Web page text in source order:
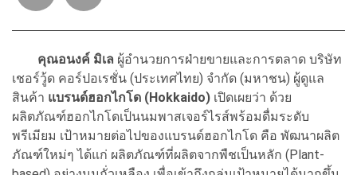
คุณอนงค์ มิเล ผู้อำนวยการฝ่ายขายและการตลาด บริษัท
เชอร์วู้ด คอร์ปอเรชั่น (ประเทศไทย) จำกัด (มหาชน) ผู้ดูแล
สินค้า แบรนด์ฮอกไกโด (Hokkaido) เปิดเผยว่า ด้วย
ผลิตภัณฑ์ฮอกไกโดเป็นนมพาสเจอร์ไรส์พร้อมดื่มระดับ
พรีเมียม เป้าหมายต่อไปของแบรนด์ฮอกไกโด คือ พัฒนาผลิต
ภัณฑ์ใหม่ๆ ได้แก่ ผลิตภัณฑ์ที่ผลิตจากพืชเป็นหลัก (Plant-